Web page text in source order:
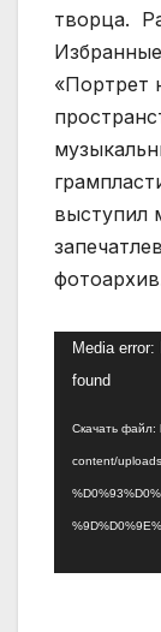
творца.
«Портрет
выступил
Media
found
Скачать файл:
content/